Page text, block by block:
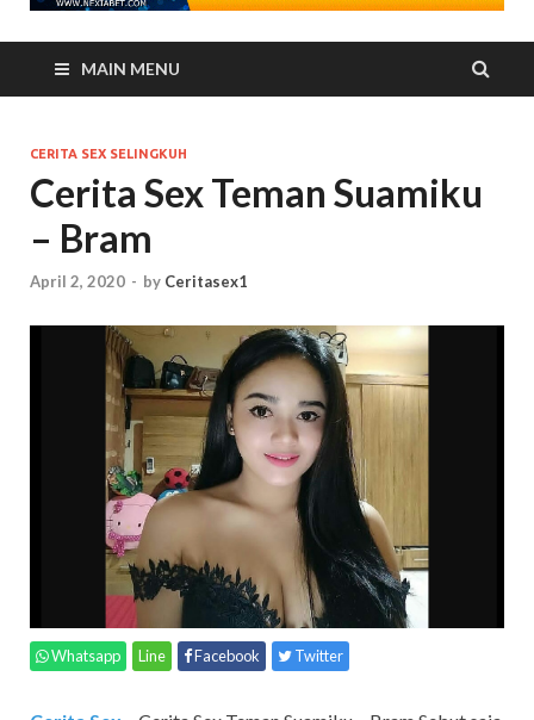
MAIN MENU
CERITA SEX SELINGKUH
Cerita Sex Teman Suamiku
– Bram
April 2, 2020 - by Ceritasex1
Whatsapp Line Facebook Twitter